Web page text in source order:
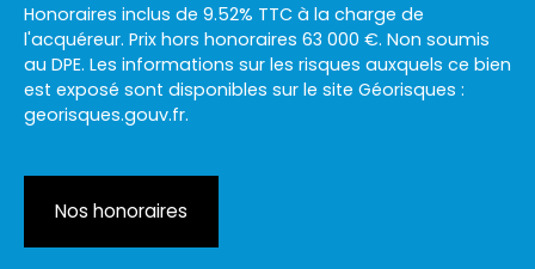
Honoraires inclus de 9.52% TTC à la charge de
l'acquéreur. Prix hors honoraires 63 000 €. Non soumis
au DPE. Les informations sur les risques auxquels ce bien
est exposé sont disponibles sur le site Géorisques :
georisques.gouv.fr.
Nos honoraires